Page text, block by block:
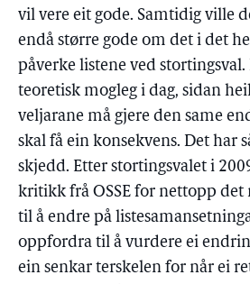
vil vere eit gode. Samtidig ville
endå større gode om det i det
påverke listene ved stortingsval.
teoretisk mogleg i dag, sidan
veljarane må gjere den same
skal få ein konsekvens. Det har
skjedd. Etter stortingsvalet i
kritikk frå OSSE for nettopp det
til å endre på
oppfordra til å vurdere ei
ein senkar terskelen for når ei